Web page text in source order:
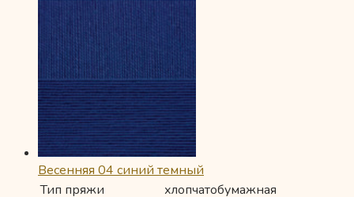
Весенняя 04 синий темный
Тип пряжи
хлопчатобумажная